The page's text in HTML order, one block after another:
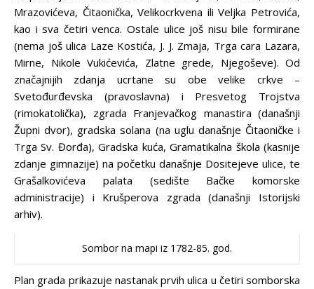
Mrazovićeva, Čitaonička, Velikocrkvena ili Veljka Petrovića,
kao i sva četiri venca. Ostale ulice još nisu bile formirane
(nema još ulica Laze Kostića, J. J. Zmaja, Trga cara Lazara,
Mirne, Nikole Vukićevića, Zlatne grede, Njegoševe). Od
značajnijih zdanja ucrtane su obe velike crkve –
Svetođurđevska (pravoslavna) i Presvetog Trojstva
(rimokatolička), zgrada Franjevačkog manastira (današnji
Župni dvor), gradska solana (na uglu današnje Čitaoničke i
Trga Sv. Đorđa), Gradska kuća, Gramatikalna škola (kasnije
zdanje gimnazije) na početku današnje Dositejeve ulice, te
Grašalkovićeva palata (sedište Bačke komorske
administracije) i Krušperova zgrada (današnji Istorijski
arhiv).
Sombor na mapi iz 1782-85. god.
Plan grada prikazuje nastanak prvih ulica u četiri somborska